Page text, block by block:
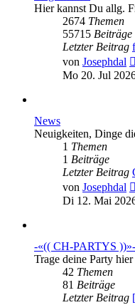
Hier kannst Du allg.
2674 Themen
55715 Beiträge
Letzter Beitrag
von Josephdal
Mo 20. Jul
News
Neuigkeiten, Dinge
1 Themen
1 Beiträge
Letzter Beitrag
von Josephdal
Di 12. Mai
-«(( CH-PARTYS ))»-
Trage deine Party
42 Themen
81 Beiträge
Letzter Beitrag